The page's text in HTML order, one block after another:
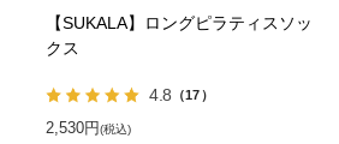
【SUKALA】ロングピラティスソッ
クス
4.8 （17）
2,530円(税込)